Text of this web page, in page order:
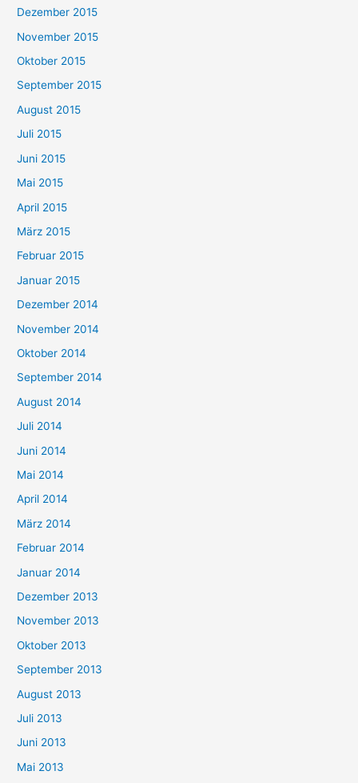
Dezember 2015
November 2015
Oktober 2015
September 2015
August 2015
Juli 2015
Juni 2015
Mai 2015
April 2015
März 2015
Februar 2015
Januar 2015
Dezember 2014
November 2014
Oktober 2014
September 2014
August 2014
Juli 2014
Juni 2014
Mai 2014
April 2014
März 2014
Februar 2014
Januar 2014
Dezember 2013
November 2013
Oktober 2013
September 2013
August 2013
Juli 2013
Juni 2013
Mai 2013